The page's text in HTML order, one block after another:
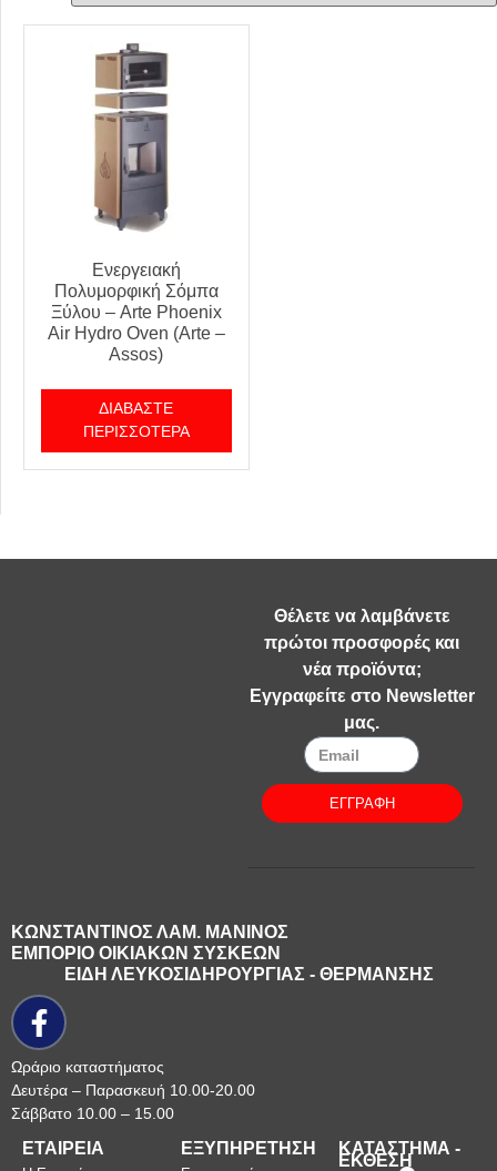
Ενεργειακή
Πολυμορφική Σόμπα
Ξύλου – Arte Phoenix
Air Hydro Oven (Arte –
Assos)
ΔΙΑΒΆΣΤΕ
ΠΕΡΙΣΣΌΤΕΡΑ
Θέλετε να λαμβάνετε
πρώτοι προσφορές και
νέα προϊόντα;
Εγγραφείτε στο Newsletter
μας.
ΕΓΓΡΑΦΗ
ΚΩΝΣΤΑΝΤΙΝΟΣ ΛΑΜ. ΜΑΝΙΝΟΣ
ΕΜΠΟΡΙΟ ΟΙΚΙΑΚΩΝ ΣΥΣΚΕΩΝ
ΕΙΔΗ ΛΕΥΚΟΣΙΔΗΡΟΥΡΓΙΑΣ - ΘΕΡΜΑΝΣΗΣ
Ωράριο καταστήματος
Δευτέρα – Παρασκευή 10.00-20.00
Σάββατο 10.00 – 15.00
ΕΤΑΙΡΕΙΑ ΕΞΥΠΗΡΕΤΗΣΗ ΚΑΤΑΣΤΗΜΑ -
ΕΚΘΕΣΗ